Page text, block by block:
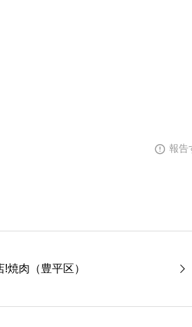
報告
焼肉（豊平区）